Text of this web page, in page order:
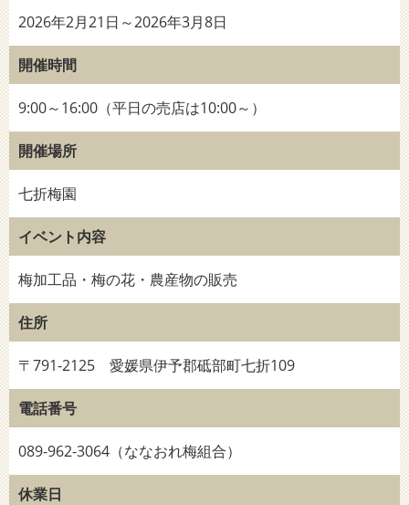
2026年2月21日～2026年3月8日
開催時間
9:00～16:00（平日の売店は10:00～）
開催場所
七折梅園
イベント内容
梅加工品・梅の花・農産物の販売
住所
〒791-2125 愛媛県伊予郡砥部町七折109
電話番号
089-962-3064（ななおれ梅組合）
休業日